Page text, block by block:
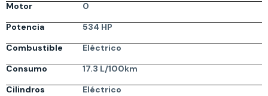
Motor
0
Potencia
534 HP
Combustible
Eléctrico
Consumo
17.3 L/100km
Cilindros
Eléctrico